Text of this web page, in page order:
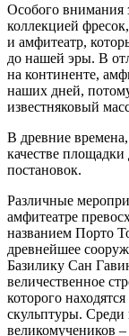
Особого внимания
коллекцией
и амфитеатр,
до нашей эры. В
на континенте,
наших дней,
известняковый
В древние времена,
качестве площадки
постановок.
Различные
амфитеатре
названием Порто
древнейшее
Базилику Сан
величественное
которого
скульптуры. Среди
великомучеников